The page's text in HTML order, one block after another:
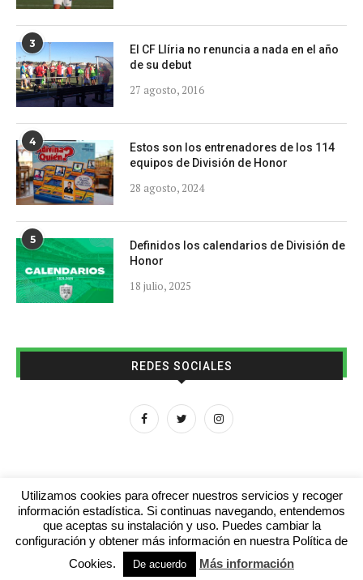
3
El CF Llíria no renuncia a nada en el año
de su debut
27 agosto, 2016
4
Estos son los entrenadores de los 114
equipos de División de Honor
28 agosto, 2024
5
Definidos los calendarios de División de
Honor
18 julio, 2025
REDES SOCIALES
Aviso legal Contacto Colabora con nosotros
© 2016 - futboljuvenil.es
Utilizamos cookies para ofrecer nuestros servicios y recoger
información estadística. Si continuas navegando, entendemos
que aceptas su instalación y uso. Puedes cambiar la
configuración y obtener más información en nuestra Política de
Cookies.
De acuerdo Más información